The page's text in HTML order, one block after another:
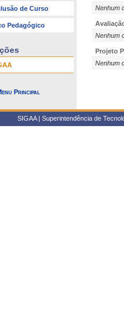
de Curso
Pedagógico
Principal
Nenhum
Nenhum
Projeto
Nenhum
SIGAA | Superintendência de